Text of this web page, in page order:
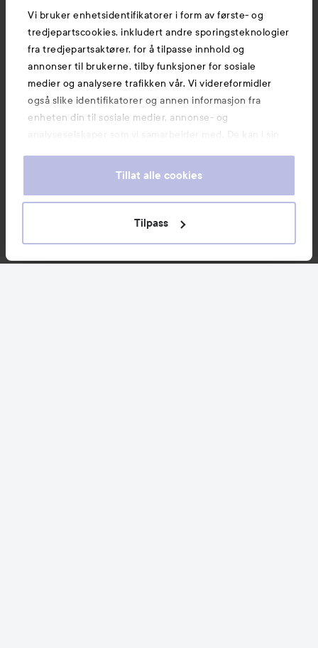
Vi bruker enhetsidentifikatorer i form av første- og
tredjepartscookies, inkludert andre sporingsteknologier
fra tredjepartsaktører, for å tilpasse innhold og
annonser til brukerne, tilby funksjoner for sosiale
medier og analysere trafikken vår. Vi videreformidler
også slike identifikatorer og annen informasjon fra
enheten din til sosiale medier, annonse- og
analyseselskaper som vi samarbeider med. De kan i sin
informasjon som du har oppgitt eller som de har samlet
våre cookies ved å fortsette å bruke nettsiden vår. For
informasjon om hvordan du kan endre innstillingene for
Tillat alle cookies
Tilpass